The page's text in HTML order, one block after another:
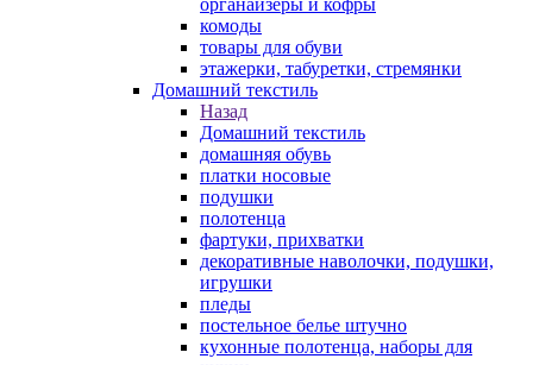
органайзеры и кофры
комоды
товары для обуви
этажерки, табуретки, стремянки
Домашний текстиль
Назад
Домашний текстиль
домашняя обувь
платки носовые
подушки
полотенца
фартуки, прихватки
декоративные наволочки, подушки,
игрушки
пледы
постельное белье штучно
кухонные полотенца, наборы для